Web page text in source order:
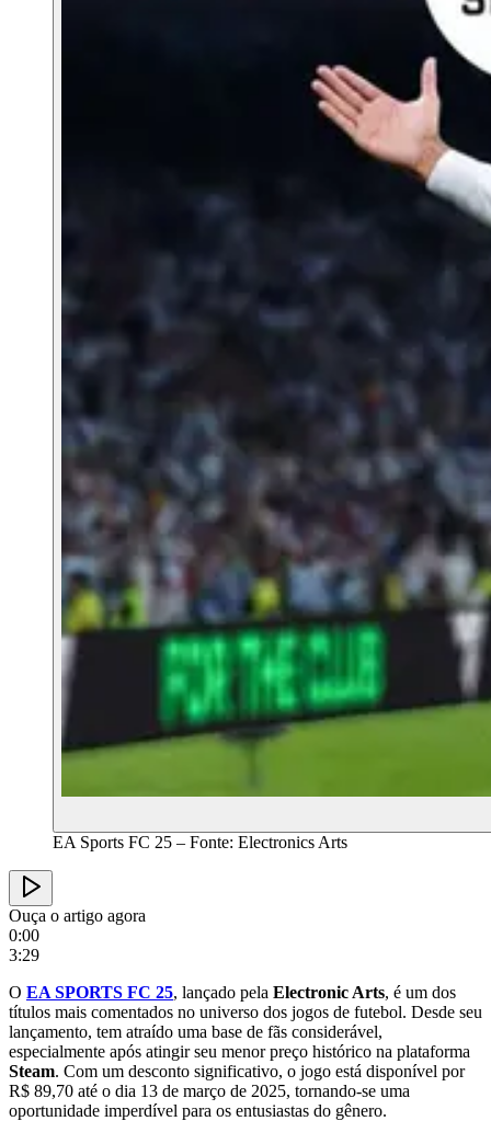
EA Sports FC 25 – Fonte: Electronics Arts
Ouça o artigo agora
0:00
3:29
O EA SPORTS FC 25, lançado pela Electronic Arts, é um dos
títulos mais comentados no universo dos jogos de futebol. Desde seu
lançamento, tem atraído uma base de fãs considerável,
especialmente após atingir seu menor preço histórico na plataforma
Steam. Com um desconto significativo, o jogo está disponível por
R$ 89,70 até o dia 13 de março de 2025, tornando-se uma
oportunidade imperdível para os entusiastas do gênero.